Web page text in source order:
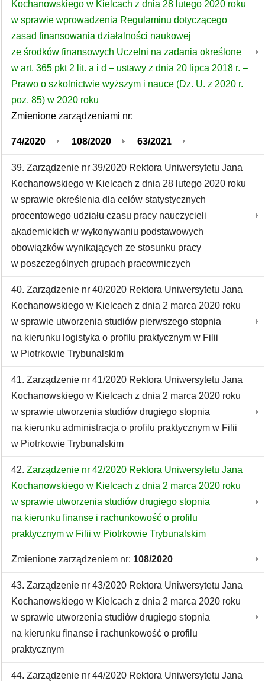
Kochanowskiego w Kielcach z dnia 28 lutego 2020 roku
w sprawie wprowadzenia Regulaminu dotyczącego
zasad finansowania działalności naukowej
ze środków finansowych Uczelni na zadania określone
w art. 365 pkt 2 lit. a i d – ustawy z dnia 20 lipca 2018 r. –
Prawo o szkolnictwie wyższym i nauce (Dz. U. z 2020 r.
poz. 85) w 2020 roku
Zmienione zarządzeniami nr:
74/2020 108/2020 63/2021
39. Zarządzenie nr 39/2020 Rektora Uniwersytetu Jana
Kochanowskiego w Kielcach z dnia 28 lutego 2020 roku
w sprawie określenia dla celów statystycznych
procentowego udziału czasu pracy nauczycieli
akademickich w wykonywaniu podstawowych
obowiązków wynikających ze stosunku pracy
w poszczególnych grupach pracowniczych
40. Zarządzenie nr 40/2020 Rektora Uniwersytetu Jana
Kochanowskiego w Kielcach z dnia 2 marca 2020 roku
w sprawie utworzenia studiów pierwszego stopnia
na kierunku logistyka o profilu praktycznym w Filii
w Piotrkowie Trybunalskim
41. Zarządzenie nr 41/2020 Rektora Uniwersytetu Jana
Kochanowskiego w Kielcach z dnia 2 marca 2020 roku
w sprawie utworzenia studiów drugiego stopnia
na kierunku administracja o profilu praktycznym w Filii
w Piotrkowie Trybunalskim
42. Zarządzenie nr 42/2020 Rektora Uniwersytetu Jana
Kochanowskiego w Kielcach z dnia 2 marca 2020 roku
w sprawie utworzenia studiów drugiego stopnia
na kierunku finanse i rachunkowość o profilu
praktycznym w Filii w Piotrkowie Trybunalskim
Zmienione zarządzeniem nr: 108/2020
43. Zarządzenie nr 43/2020 Rektora Uniwersytetu Jana
Kochanowskiego w Kielcach z dnia 2 marca 2020 roku
w sprawie utworzenia studiów drugiego stopnia
na kierunku finanse i rachunkowość o profilu
praktycznym
44. Zarządzenie nr 44/2020 Rektora Uniwersytetu Jana